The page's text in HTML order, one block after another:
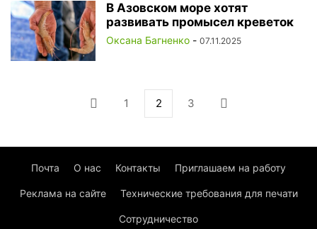
В Азовском море хотят
развивать промысел креветок
Оксана Багненко - 07.11.2025
1 2 3
Почта О нас Контакты Приглашаем на работу
Реклама на сайте Технические требования для печати
Сотрудничество